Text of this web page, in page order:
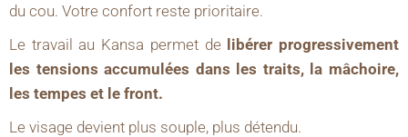
du cou. Votre confort reste prioritaire.
Le travail au Kansa permet delibérer progressivement
les tensions accumulées dans les traits, la mâchoire,
les tempes et le front.
Le visage devient plus souple, plus détendu.